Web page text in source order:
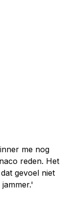
me nog
reden. Het
gevoel niet